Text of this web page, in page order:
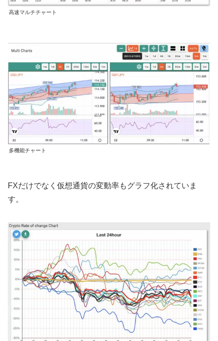
高速マルチチャート
多機能チャート
FXだけでなく仮想通貨の変動率もグラフ化されていま
す。